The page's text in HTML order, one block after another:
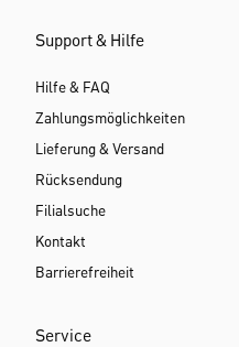
Support & Hilfe
Hilfe & FAQ
Zahlungsmöglichkeiten
Lieferung & Versand
Rücksendung
Filialsuche
Kontakt
Barrierefreiheit
Service